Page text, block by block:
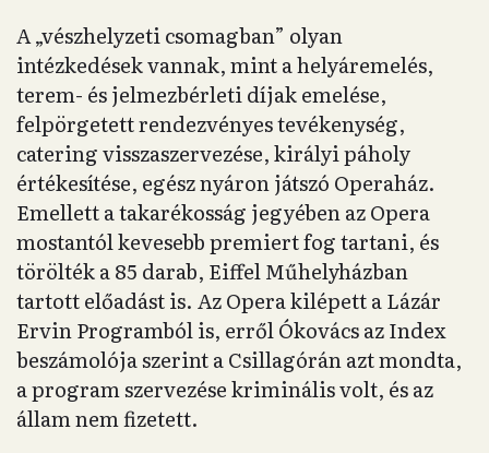
A „vészhelyzeti csomagban” olyan
intézkedések vannak, mint a helyáremelés,
terem- és jelmezbérleti díjak emelése,
felpörgetett rendezvényes tevékenység,
catering visszaszervezése, királyi páholy
értékesítése, egész nyáron játszó Operaház.
Emellett a takarékosság jegyében az Opera
mostantól kevesebb premiert fog tartani, és
törölték a 85 darab, Eiffel Műhelyházban
tartott előadást is. Az Opera kilépett a Lázár
Ervin Programból is, erről Ókovács az Index
beszámolója szerint a Csillagórán azt mondta,
a program szervezése kriminális volt, és az
állam nem fizetett.